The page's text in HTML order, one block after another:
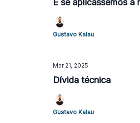
E se aplicássemos
Gustavo Kalau
Mar 21, 2025
Dívida técnica
Gustavo Kalau